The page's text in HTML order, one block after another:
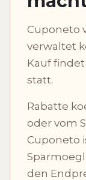
Cuponeto
verwaltet
Kauf
statt.
Rabatte
oder vom
Cuponeto
den